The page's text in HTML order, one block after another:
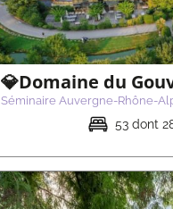
💎Domaine du
Séminaire Auvergne-Rhône-
53 dont